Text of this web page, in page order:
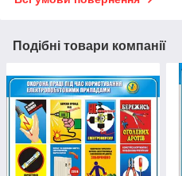
Подібні товари компанії